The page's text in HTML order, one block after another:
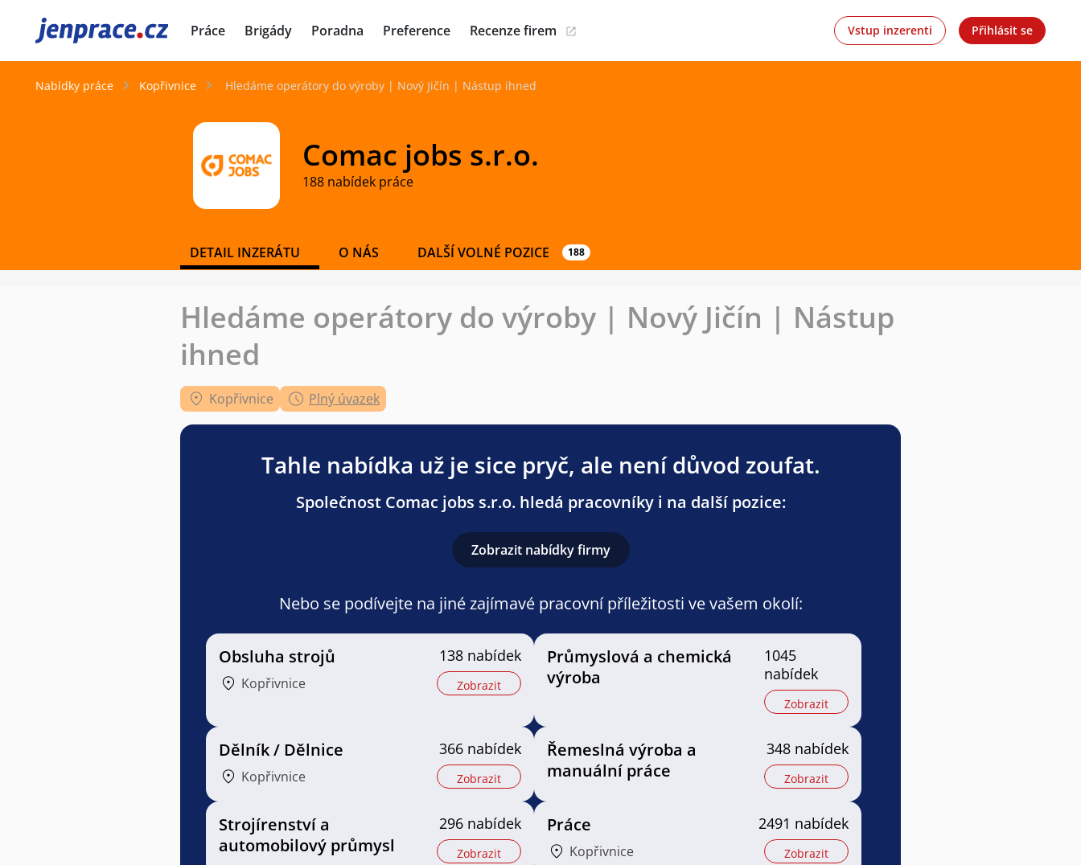
JenPráce.cz Práce Brigády Poradna Preference Recenze firem Vstup inzerenti Přihlásit se
Nabídky práce Kopřivnice Hledáme operátory do výroby | Nový Jičín | Nástup ihned
Comac jobs s.r.o.
188 nabídek práce
DETAIL INZERÁTU O NÁS DALŠÍ VOLNÉ POZICE 188
Hledáme operátory do výroby | Nový Jičín | Nástup
ihned
Kopřivnice Plný úvazek
Tahle nabídka už je sice pryč, ale není důvod zoufat.
Společnost Comac jobs s.r.o. hledá pracovníky i na další pozice:
Zobrazit nabídky firmy
Nebo se podívejte na jiné zajímavé pracovní příležitosti ve vašem okolí:
Obsluha strojů
Kopřivnice
138 nabídek
Zobrazit
Průmyslová a chemická
výroba
1045
nabídek
Zobrazit
Dělník / Dělnice
Kopřivnice
366 nabídek
Zobrazit
Řemeslná výroba a
manuální práce
348 nabídek
Zobrazit
Strojírenství a
automobilový průmysl
296 nabídek
Zobrazit
Práce
Kopřivnice
2491 nabídek
Zobrazit